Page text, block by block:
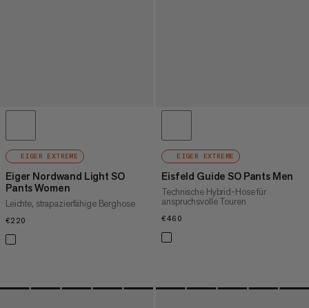
EIGER EXTREME
Eiger Nordwand Light SO
Pants Women
Leichte, strapazierfähige Berghose
€220
EIGER EXTREME
Eisfeld Guide SO Pants Men
Technische Hybrid-Hose für
anspruchsvolle Touren
€460